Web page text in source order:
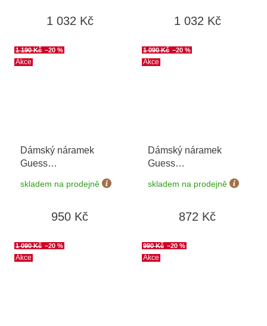
1 032 Kč 1 032 Kč
Akce
1 190 Kč –20 %
Dámský náramek
Guess
JUBB04082JWYGWHS
+ možnost výměny do
skladem na prodejně
950 Kč
Akce
1 090 Kč –20 %
Dámský náramek
Guess
JUBB04144JWYGS
skladem na prodejně
872 Kč
Akce
1 090 Kč –20 %
Akce
990 Kč –20 %